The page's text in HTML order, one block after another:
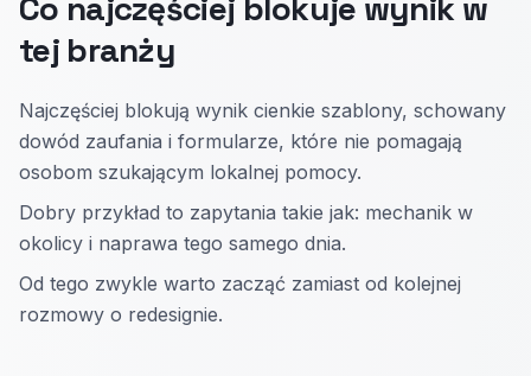
tej branży
Najczęściej blokują wynik cienkie szablony, schowany
dowód zaufania i formularze, które nie pomagają
osobom szukającym lokalnej pomocy.
Dobry przykład to zapytania takie jak: mechanik w
okolicy i naprawa tego samego dnia.
Od tego zwykle warto zacząć zamiast od kolejnej
rozmowy o redesignie.